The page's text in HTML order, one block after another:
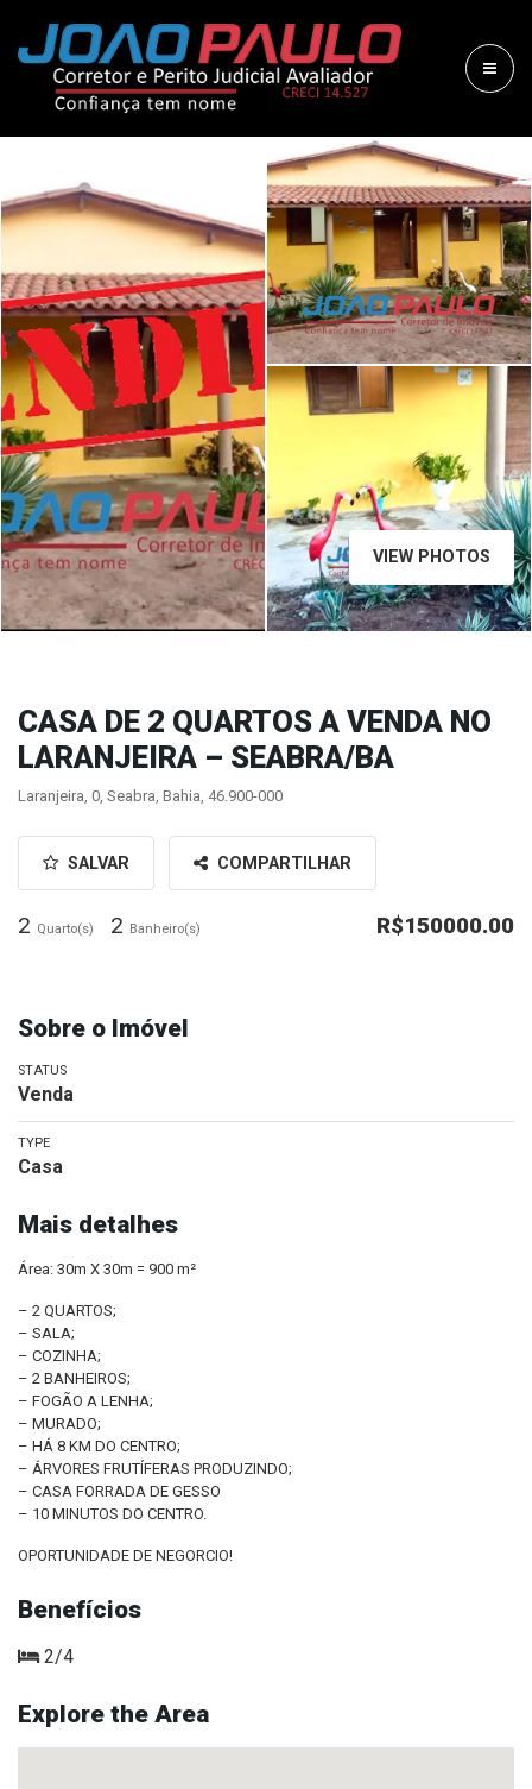
VIEW PHOTOS
CASA DE 2 QUARTOS A VENDA NO
LARANJEIRA – SEABRA/BA
Laranjeira, 0, Seabra, Bahia, 46.900-000
SALVAR COMPARTILHAR
2 Quarto(s) 2 Banheiro(s) R$150000.00
Sobre o Imóvel
STATUS
Venda
TYPE
Casa
Mais detalhes
Área: 30m X 30m = 900 m²
– 2 QUARTOS;
– SALA;
– COZINHA;
– 2 BANHEIROS;
– FOGÃO A LENHA;
– MURADO;
– HÁ 8 KM DO CENTRO;
– ÁRVORES FRUTÍFERAS PRODUZINDO;
– CASA FORRADA DE GESSO
– 10 MINUTOS DO CENTRO.
OPORTUNIDADE DE NEGORCIO!
Benefícios
2/4
Explore the Area